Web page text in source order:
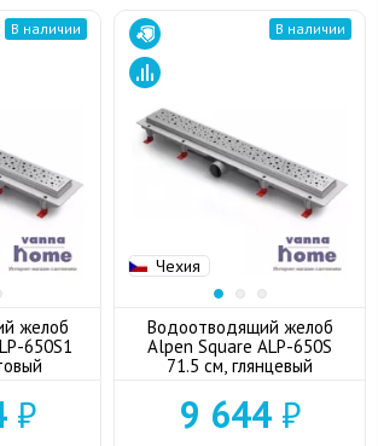
В наличии
желоб
650S1
₽
Чехия
В наличии
Водоотводящий желоб
Alpen Square ALP-650S
71.5 см, глянцевый
9 644₽